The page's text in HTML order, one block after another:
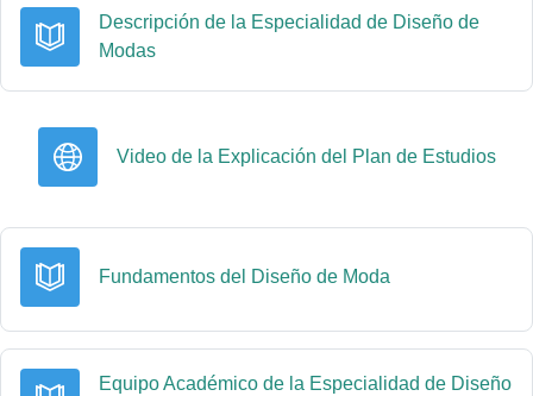
Descripción de la Especialidad de Diseño de
ModasLibro
Video de la Explicación del Plan de EstudiosURL
Fundamentos del Diseño de Moda
Equipo Académico de la Especialidad de Diseño